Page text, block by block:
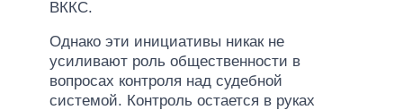
ВККС.
Однако эти инициативы никак не
усиливают роль общественности в
вопросах контроля над судебной
системой. Контроль остается в руках